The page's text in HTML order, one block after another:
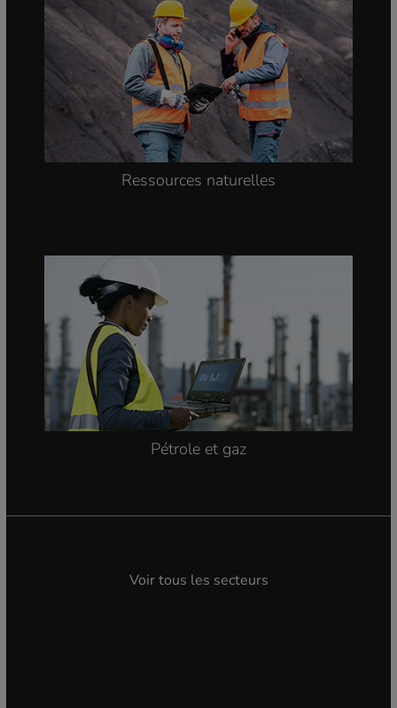
Ressources naturelles
Pétrole et gaz
Voir tous les secteurs